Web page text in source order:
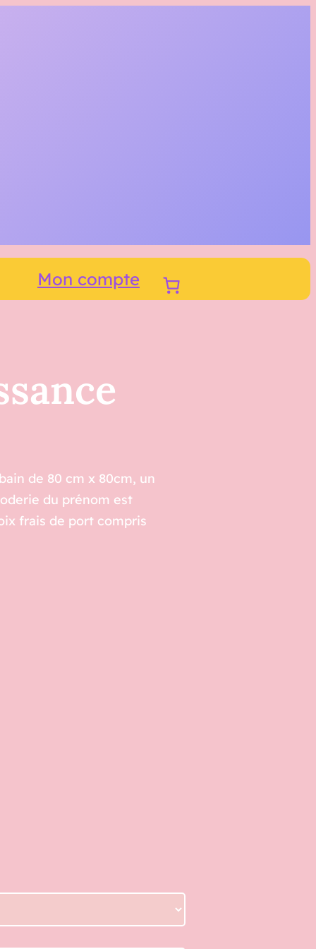
Mon compte
de 80 cm x 80cm, un
du prénom est
frais de port compris